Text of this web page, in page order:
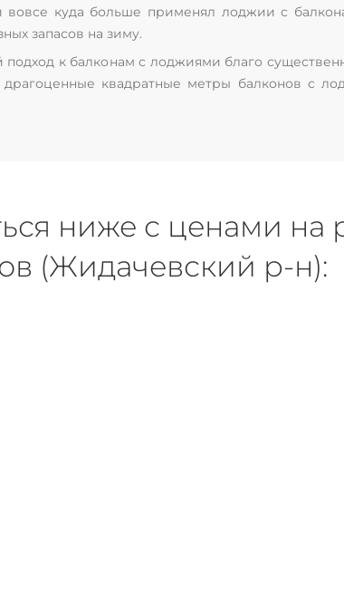
куда больше применял лоджии с
запасов на зиму.
к балконам с лоджиями благо
квадратные метры балконов с
ниже с ценами на
(Жидачевский р-н):